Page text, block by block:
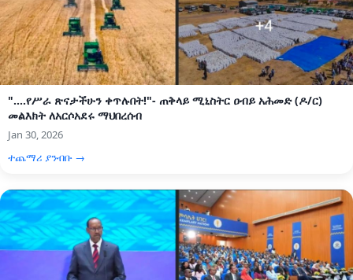
"....የሥራ ጽናታችሁን ቀጥሉበት!"- ጠቅላይ ሚኒስትር ዐብይ አሕመድ (ዶ/ር)
መልእክት ለአርሶአደሩ ማህበረሰብ
Jan 30, 2026
ተጨማሪ ያንብቡ →